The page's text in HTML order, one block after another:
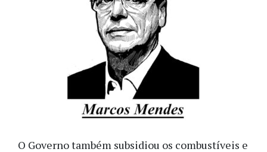
O Governo também subsidiou os combustíveis e